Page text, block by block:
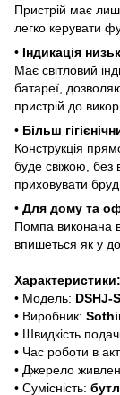
Пристрій має
легко керувати
• Індикація
Має світловий
батареї,
пристрій до
• Більш
Конструкція
буде свіжою, без
приховувати бруд
• Для дому та
Помпа виконана в
впишеться як у
Характеристики:
• Модель: DSHJ-
• Виробник:
• Швидкість
• Час роботи в
• Джерело
• Сумісність: